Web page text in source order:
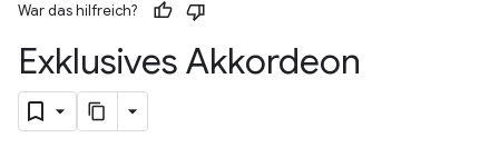
War das hilfreich?
Exklusives Akkordeon